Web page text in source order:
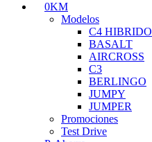
0KM
Modelos
C4 HIBRIDO
BASALT
AIRCROSS
C3
BERLINGO
JUMPY
JUMPER
Promociones
Test Drive